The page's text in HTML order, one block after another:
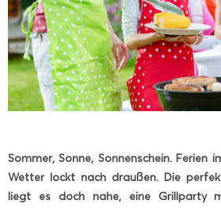
Sommer, Sonne, Sonnenschein. Ferien
Wetter lockt nach draußen. Die
liegt es doch nahe, eine Grillparty